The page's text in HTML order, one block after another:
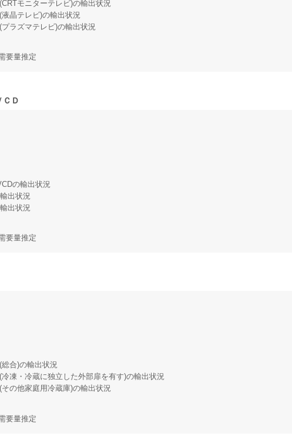
モニターテレビ)の輸出状況
液晶テレビ)の輸出状況
プラズマテレビ)の輸出状況
要量推定
Ｄ
の輸出状況
出状況
出状況
要量推定
総合)の輸出状況
(冷凍・冷蔵に独立した外部扉を有す)の輸出状況
(その他家庭用冷蔵庫)の輸出状況
要量推定